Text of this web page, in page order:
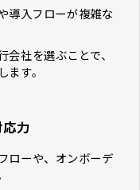
導入フローが複雑な
社を選ぶことで、
す。
力
ローや、オンボーデ